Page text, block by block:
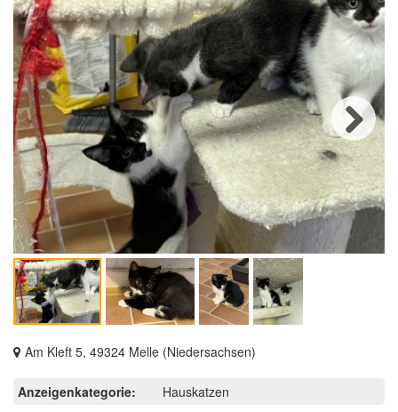
Next
Am Kleft 5, 49324 Melle (Niedersachsen)
Anzeigenkategorie:
Hauskatzen